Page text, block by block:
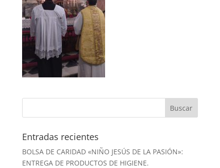
Entradas recientes
BOLSA DE CARIDAD «NIÑO JESÚS DE LA PASIÓN»:
ENTREGA DE PRODUCTOS DE HIGIENE.